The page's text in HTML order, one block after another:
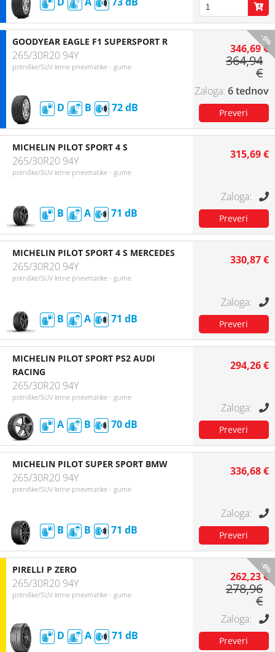
-5%
GOODYEAR EAGLE F1 SUPERSPORT R
265/30R20 94Y
potniške/SUV letne pnevmatike - gume
D B 72
346,69 €
364,94
€
6 tednov
MICHELIN PILOT SPORT 4 S
265/30R20 94Y
potniške/SUV letne pnevmatike - gume
B A 71
315,69 €
MICHELIN PILOT SPORT 4 S MERCEDES
265/30R20 94Y
potniške/SUV letne pnevmatike - gume
B A 71
330,87 €
MICHELIN PILOT SPORT PS2 AUDI
RACING
265/30R20 94Y
potniške/SUV letne pnevmatike - gume
A B 70
294,26 €
MICHELIN PILOT SUPER SPORT BMW
265/30R20 94Y
potniške/SUV letne pnevmatike - gume
B B 71
336,68 €
-6%
PIRELLI P ZERO
265/30R20 94Y
potniške/SUV letne pnevmatike - gume
D A 71
262,23 €
278,96
€